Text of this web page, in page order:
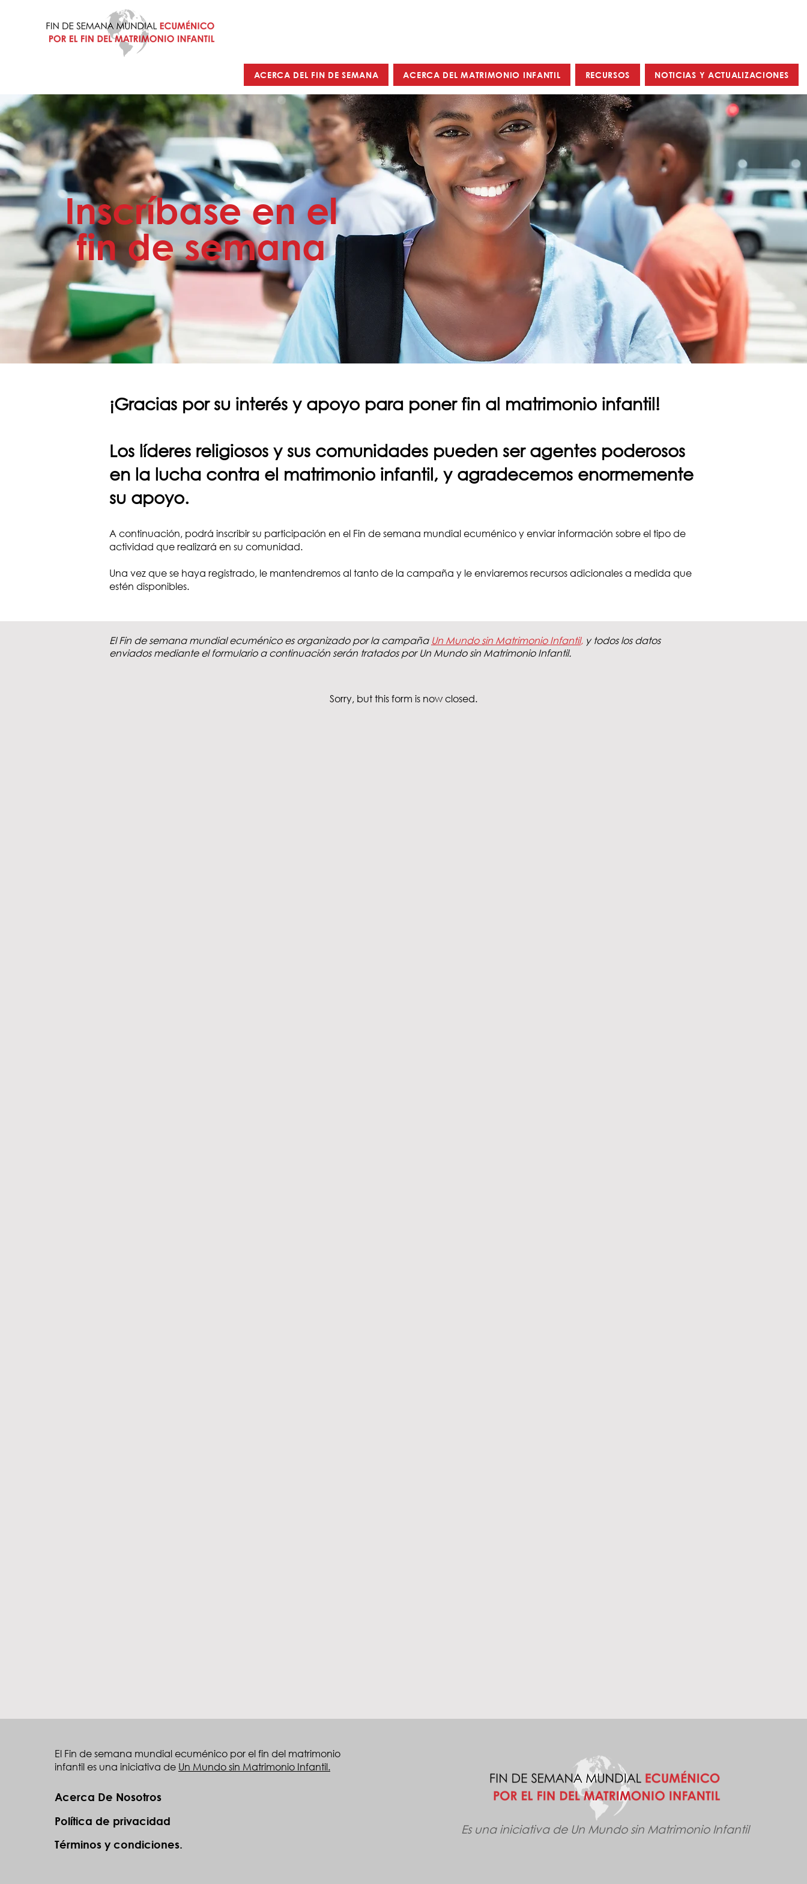
ACERCA DEL FIN DE SEMANA ACERCA DEL MATRIMONIO INFANTIL RECURSOS NOTICIAS Y ACTUALIZACIONES
Inscríbase en el
fin de semana
¡Gracias por su interés y apoyo para poner fin al matrimonio infantil!
Los líderes religiosos y sus comunidades pueden ser agentes poderosos
en la lucha contra el matrimonio infantil, y agradecemos enormemente
su apoyo.
A continuación, podrá inscribir su participación en el Fin de semana mundial ecuménico y enviar información sobre el tipo de
actividad que realizará en su comunidad.
Una vez que se haya registrado, le mantendremos al tanto de la campaña y le enviaremos recursos adicionales a medida que
estén disponibles.
El Fin de semana mundial ecuménico es organizado por la campaña Un Mundo sin Matrimonio Infantil, y todos los datos
enviados mediante el formulario a continuación serán tratados por Un Mundo sin Matrimonio Infantil.
Sorry, but this form is now closed.
El Fin de semana mundial ecuménico por el fin del matrimonio
infantil es una iniciativa de Un Mundo sin Matrimonio Infantil.
Acerca De Nosotros
Política de privacidad
Términos y condiciones.
Es una iniciativa de Un Mundo sin Matrimonio Infantil